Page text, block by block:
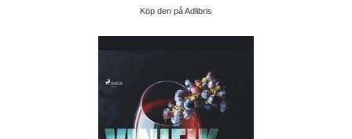
Köp den på Adlibris